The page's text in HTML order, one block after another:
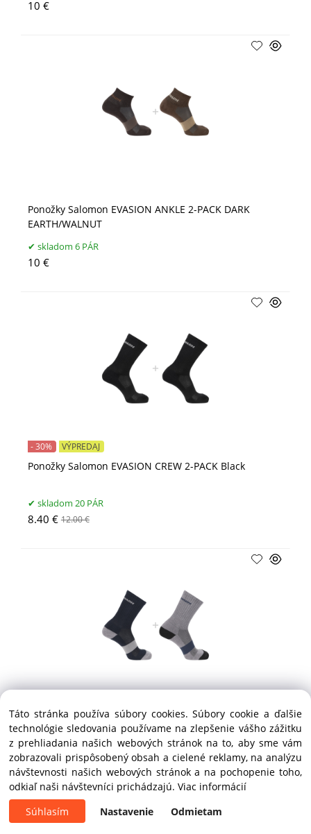
10 €
Ponožky Salomon EVASION ANKLE 2-PACK DARK
EARTH/WALNUT
skladom 6 PÁR
10 €
Ponožky Salomon EVASION CREW 2-PACK Black
- 30% VÝPREDAJ
skladom 20 PÁR
8.40 € 12.00 €
Ponožky Salomon EVASION CREW 2-PACK Blue Nights
skladom 1 PÁR
8.40 € 12.00 €
Táto stránka používa súbory cookies. Súbory cookie a ďalšie
technológie sledovania používame na zlepšenie vášho zážitku
z prehliadania našich webových stránok na to, aby sme vám
zobrazovali prispôsobený obsah a cielené reklamy, na analýzu
návštevnosti našich webových stránok a na pochopenie toho,
odkiaľ naši návštevníci prichádzajú. Viac informácií
Súhlasím
Nastavenie Odmietam